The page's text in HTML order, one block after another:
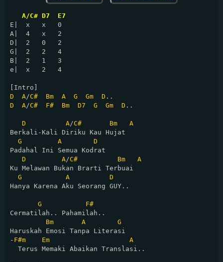
A/C# D7  E7
E|  x   x   0
A|  4   x   2
D|  2   0   2
G|  2   2   4
B|  2   1   3
e|  x   2   4
D
A/C# Bm A G Gm D
D
A/C# F# Bm D7 G Gm D ..
D A/C# Bm
A
Berkali-Kali Diriku Kau Hujat
G
A
D
Padahal Ini Semua Kodrat
D
A/C# Bm
A
Ku Melawan Bukan Brarti Terbuai
G
A
D
Hanya Karena Aku Seorang GUY..
G
F#
Cermatilah.. Pahamilah..
Bm
A
G
Haruskah Emosi Tanpa Literasi
- F#m Em
A
  Terus Memaki Abaikan Translasi..